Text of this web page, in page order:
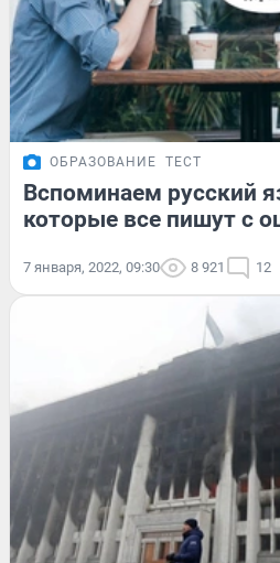
ОБРАЗОВАНИЕ ТЕСТ
Вспоминаем русский
которые все пишут с
7 января, 2022, 09:30 8 921 12